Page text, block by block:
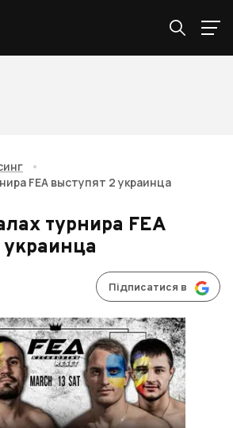
•
FEA выступят 2 украинца
турнира FEA
Підписатися в